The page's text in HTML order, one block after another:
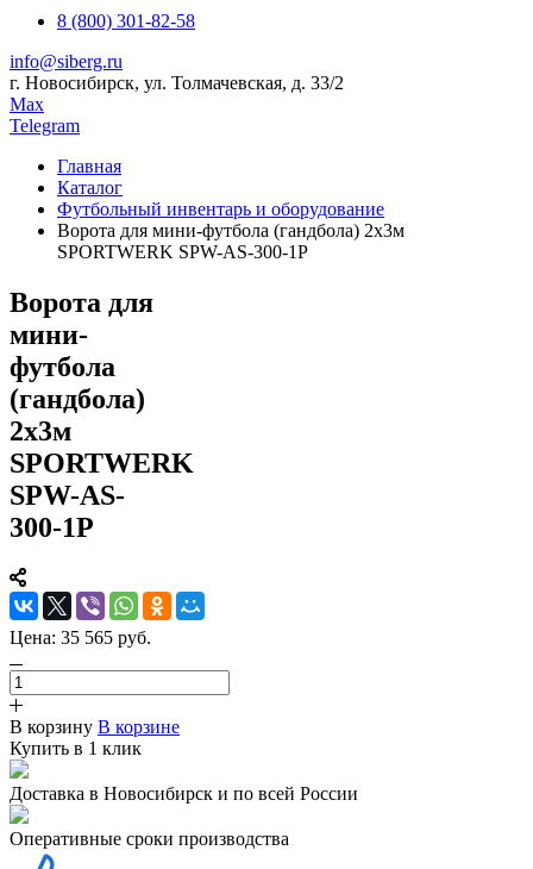
8 (800) 301-82-58
info@siberg.ru
г. Новосибирск, ул. Толмачевская, д. 33/2
Max
Telegram
Главная
Каталог
Футбольный инвентарь и оборудование
Ворота для мини-футбола (гандбола) 2х3м
SPORTWERK SPW-AS-300-1P
Ворота для
мини-
футбола
(гандбола)
2х3м
SPORTWERK
SPW-AS-
300-1P
Цена: 35 565 руб.
В корзину В корзине
Купить в 1 клик
Доставка в Новосибирск и по всей России
Оперативные сроки производства